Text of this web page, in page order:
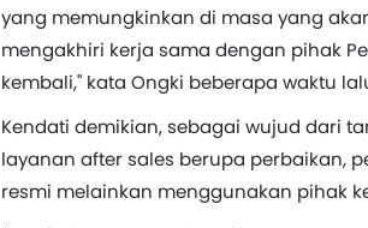
yang memungkinkan di masa yang
mengakhiri kerja sama dengan pihak
kembali," kata Ongki beberapa waktu
Kendati demikian, sebagai wujud dari
layanan after sales berupa perbaikan,
resmi melainkan menggunakan pihak